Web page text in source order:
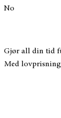
No
Gjør all din tid
Med